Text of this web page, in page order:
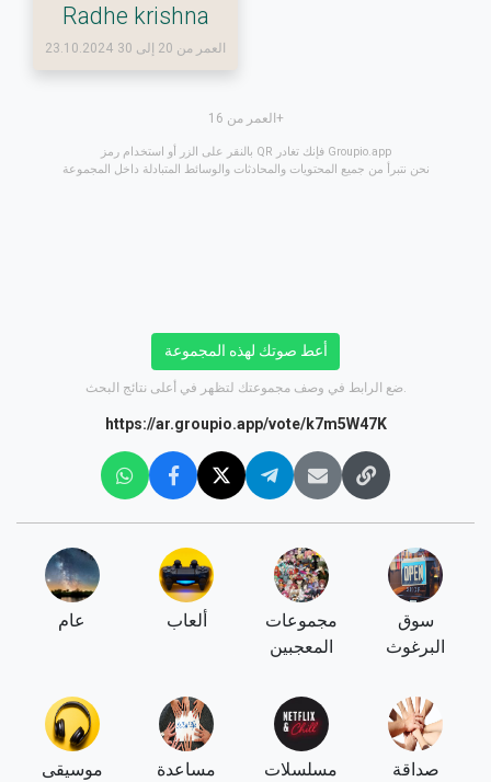
Radhe krishna
23.10.2024 العمر من 20 إلى 30
العمر من 16+
بالنقر على الزر أو استخدام رمز QR فإنك تغادر Groupio.app
نحن نتبرأ من جميع المحتويات والمحادثات والوسائط المتبادلة داخل المجموعة
أعط صوتك لهذه المجموعة
https://ar.groupio.app/vote/k7m5W47K
عام ألعاب
مجموعات
المعجبين
سوق
البرغوث
موسيقى مساعدة مسلسلات صداقة